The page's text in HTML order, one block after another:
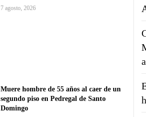
7 agosto, 2026
Muere hombre de 55 años al caer de un
segundo piso en Pedregal de Santo
Domingo